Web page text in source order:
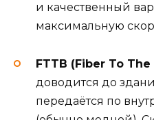
и качественный
максимальную
FTTB (Fiber To
доводится до
передаётся по